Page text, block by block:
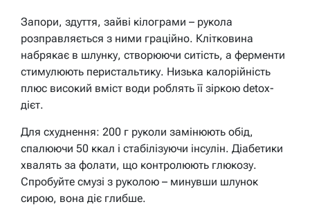
Запори, здуття, зайві кілограми – рукола
розправляється з ними граційно. Клітковина
набрякає в шлунку, створюючи ситість, а ферменти
стимулюють перистальтику. Низька калорійність
плюс високий вміст води роблять її зіркою detox-
дієт.
Для схуднення: 200 г руколи замінюють обід,
спалюючи 50 ккал і стабілізуючи інсулін. Діабетики
хвалять за фолати, що контролюють глюкозу.
Спробуйте смузі з руколою – минувши шлунок
сирою, вона діє глибше.